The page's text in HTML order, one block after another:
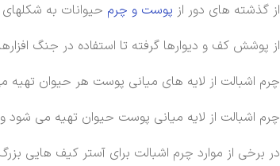
از گذشته های دور از پوست و چرم حیوانات به
از پوشش کف و دیوارها گرفته تا استفاده در جنگ
چرم اشبالت از لایه های میانی پوست هر حیوان تهیه
چرم اشبالت از لایه میانی پوست حیوان تهیه می
در برخی از موارد چرم اشبالت برای آستر کیف هایی